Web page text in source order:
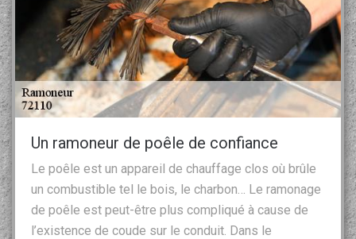
Un ramoneur de poêle de confiance
Le poêle est un appareil de chauffage clos où brûle
un combustible tel le bois, le charbon… Le ramonage
de poêle est peut-être plus compliqué à cause de
l’existence de coude sur le conduit. Dans le